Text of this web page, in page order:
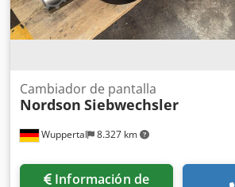
Wuppertal 8.327 km
Cambiador de pantalla
Nordson Siebwechsler
Información de